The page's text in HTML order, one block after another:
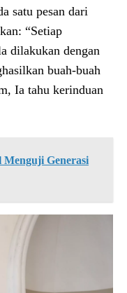
satu pesan dari
“Setiap
dilakukan dengan
buah-buah
Ia tahu kerinduan
Generasi